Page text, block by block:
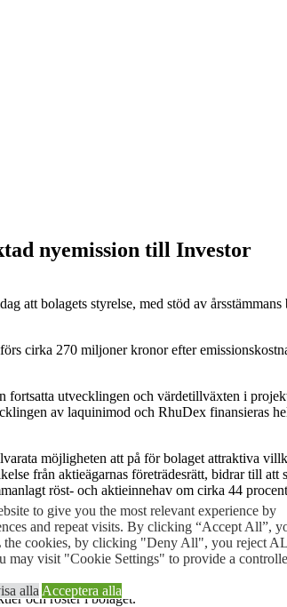
nyemission till Investor
bolagets styrelse, med stöd av årsstämmans
cirka 270 miljoner kronor efter
utvecklingen och värdetillväxten i
av laquinimod och RhuDex finansieras
möjligheten att på för bolaget attraktiva
från aktieägarnas företrädesrätt, bidrar till
röst- och aktieinnehav om cirka 44
att Active Biotechs forskningsportfölj
och samarbetsstrukturer för varje
582 till 74 923 582 och aktiekapitalet öka
och röster i bolaget.
to give you the most relevant experience by
and repeat visits. By clicking “Accept All”,
the cookies, by clicking "Deny All", you reject
may visit "Cookie Settings" to provide a
alla Acceptera alla